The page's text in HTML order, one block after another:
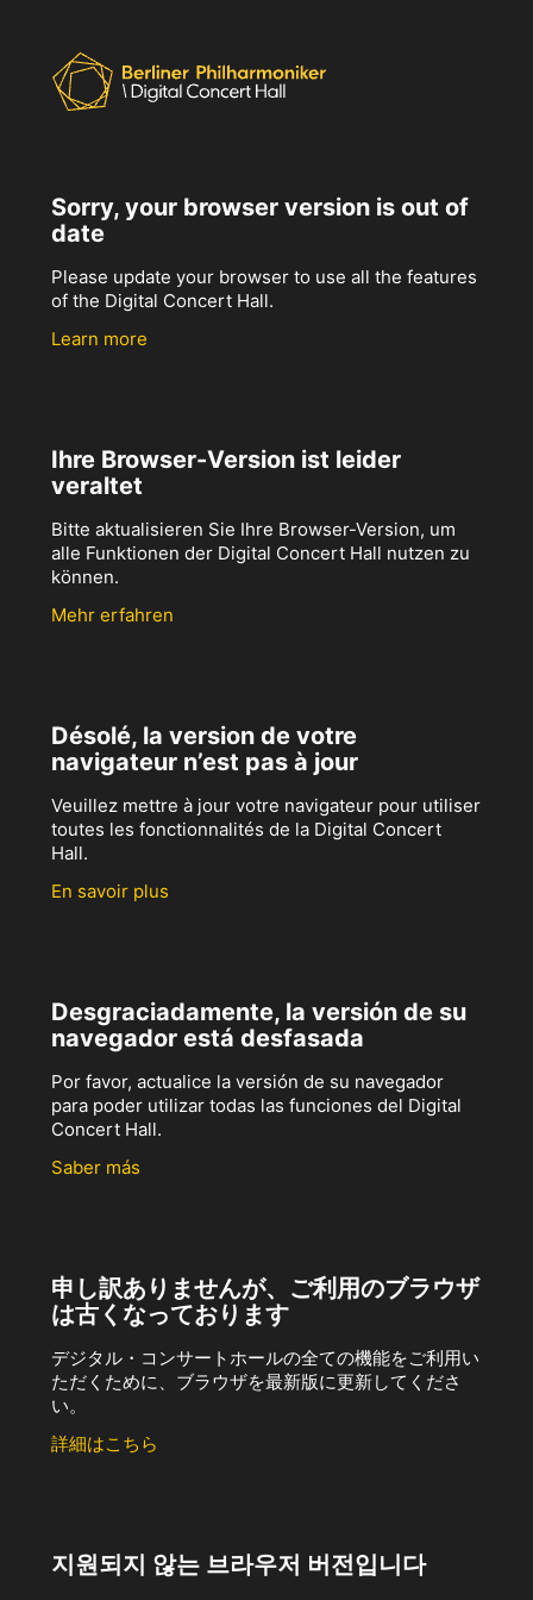
Sorry, your browser version is out of
date
Please update your browser to use all the features
of the Digital Concert Hall.
Learn more
Ihre Browser-Version ist leider
veraltet
Bitte aktualisieren Sie Ihre Browser-Version, um
alle Funktionen der Digital Concert Hall nutzen zu
können.
Mehr erfahren
Désolé, la version de votre
navigateur n’est pas à jour
Veuillez mettre à jour votre navigateur pour utiliser
toutes les fonctionnalités de la Digital Concert
Hall.
En savoir plus
Desgraciadamente, la versión de su
navegador está desfasada
Por favor, actualice la versión de su navegador
para poder utilizar todas las funciones del Digital
Concert Hall.
Saber más
申し訳ありませんが、ご利用のブラウザ
は古くなっております
デジタル・コンサートホールの全ての機能をご利用い
ただくために、ブラウザを最新版に更新してくださ
い。
詳細はこちら
지원되지 않는 브라우저 버전입니다